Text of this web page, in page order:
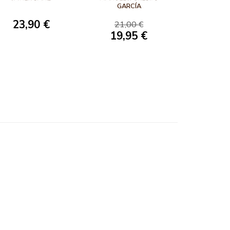
23,90 €
FÚTBOL. 50
ENTRENAMIENTO
(EDICIÓN COLOR)
GARCÍA
21,00 €
19,95 €